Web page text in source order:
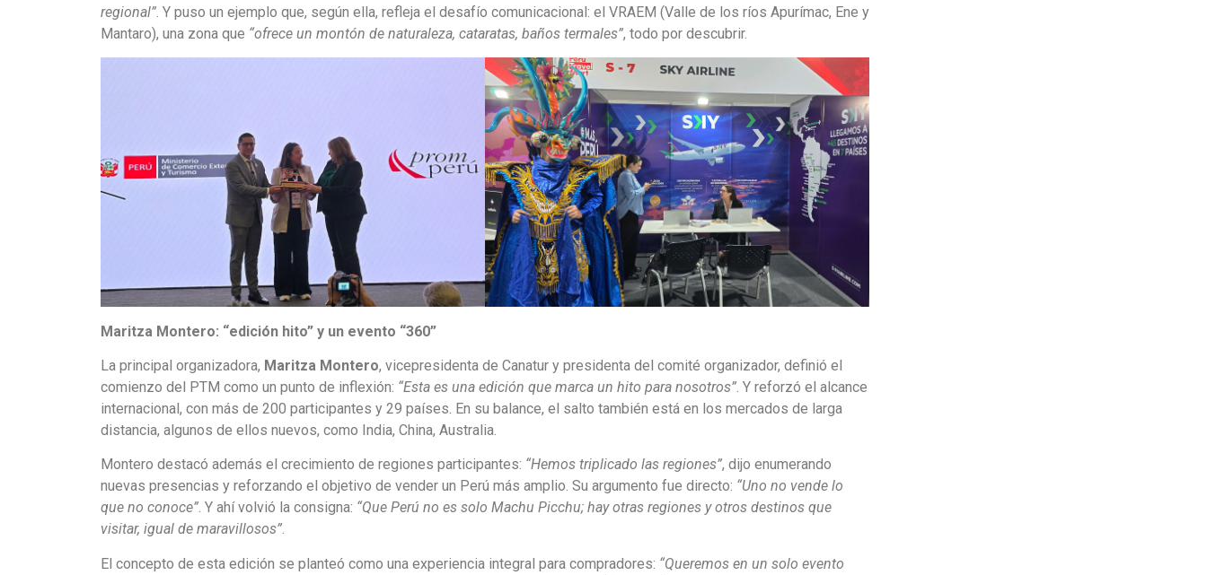
regional” . Y puso un ejemplo que, según ella, refleja el desafío comunicacional: el VRAEM (Valle de los ríos Apurímac, Ene y
Mantaro), una zona que “ofrece un montón de naturaleza, cataratas, baños termales”, todo por descubrir.
Maritza Montero: “edición hito” y un evento “360”
La principal organizadora, Maritza Montero, vicepresidenta de Canatur y presidenta del comité organizador, definió el
comienzo del PTM como un punto de inflexión: “Esta es una edición que marca un hito para nosotros”. Y reforzó el alcance
internacional, con más de 200 participantes y 29 países. En su balance, el salto también está en los mercados de larga
distancia, algunos de ellos nuevos, como India, China, Australia.
Montero destacó además el crecimiento de regiones participantes: “Hemos triplicado las regiones”, dijo enumerando
nuevas presencias y reforzando el objetivo de vender un Perú más amplio. Su argumento fue directo: “Uno no vende lo
que no conoce”. Y ahí volvió la consigna: “Que Perú no es solo Machu Picchu; hay otras regiones y otros destinos que
visitar, igual de maravillosos”.
El concepto de esta edición se planteó como una experiencia integral para compradores: “Queremos en un solo evento